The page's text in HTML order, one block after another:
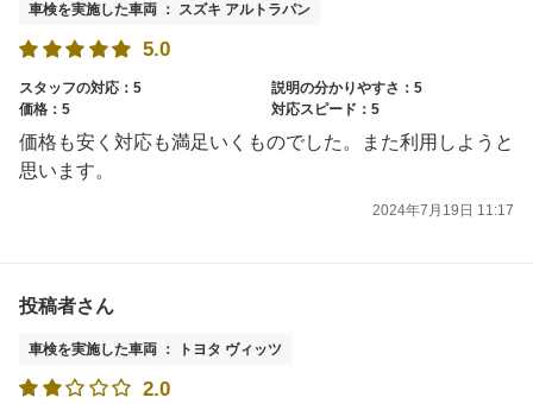
車検を実施した車両 ： スズキ アルトラパン
5.0
スタッフの対応：5
説明の分かりやすさ：5
価格：5
対応スピード：5
価格も安く対応も満足いくものでした。また利用しようと
思います。
2024年7月19日 11:17
投稿者さん
車検を実施した車両 ： トヨタ ヴィッツ
2.0